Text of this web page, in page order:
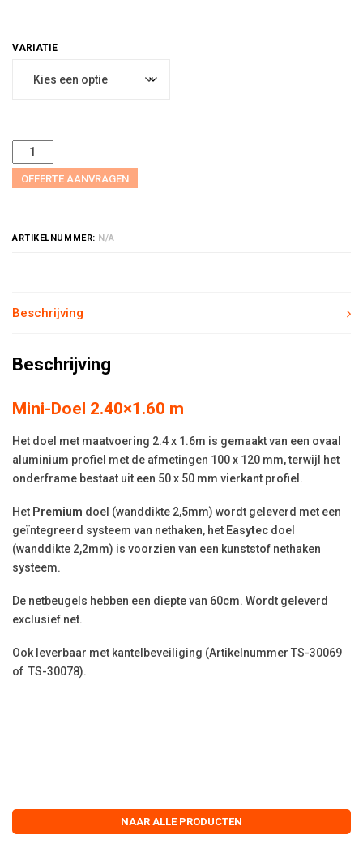
NAAR ALLE PRODUCTEN
OFFERTE AANVRAGEN
ARTIKELNUMMER: N/A
Beschrijving
Beschrijving
Mini-Doel 2.40×1.60 m
Het doel met maatvoering 2.4 x 1.6m is gemaakt van een ovaal
aluminium profiel met de afmetingen 100 x 120 mm, terwijl het
onderframe bestaat uit een 50 x 50 mm vierkant profiel.
Het Premium doel (wanddikte 2,5mm) wordt geleverd met een
geïntegreerd systeem van nethaken, het Easytec doel
(wanddikte 2,2mm) is voorzien van een kunststof nethaken
systeem.
De netbeugels hebben een diepte van 60cm. Wordt geleverd
exclusief net.
Ook leverbaar met kantelbeveiliging (Artikelnummer TS-30069
of TS-30078).